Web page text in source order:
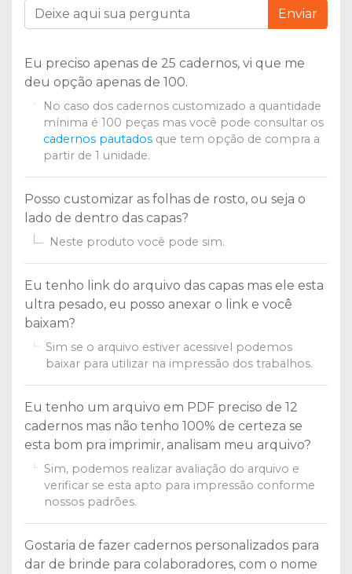
Enviar
Eu preciso apenas de 25 cadernos, vi que me
deu opção apenas de 100.
No caso dos cadernos customizado a quantidade
mínima é 100 peças mas você pode consultar os
cadernos pautadosque tem opção de compra a
partir de 1 unidade.
Posso customizar as folhas de rosto, ou seja o
lado de dentro das capas?
Neste produto você pode sim.
Eu tenho link do arquivo das capas mas ele esta
ultra pesado, eu posso anexar o link e você
baixam?
Sim se o arquivo estiver acessivel podemos
baixar para utilizar na impressão dos trabalhos.
Eu tenho um arquivo em PDF preciso de 12
cadernos mas não tenho 100% de certeza se
esta bom pra imprimir, analisam meu arquivo?
Sim, podemos realizar avaliação do arquivo e
verificar se esta apto para impressão conforme
nossos padrões.
Gostaria de fazer cadernos personalizados para
dar de brinde para colaboradores, com o nome